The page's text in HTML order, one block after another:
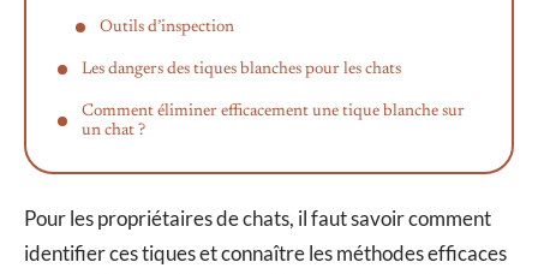
Outils d’inspection
Les dangers des tiques blanches pour les chats
Comment éliminer efficacement une tique blanche sur
un chat ?
Pour les propriétaires de chats, il faut savoir comment
identifier ces tiques et connaître les méthodes efficaces